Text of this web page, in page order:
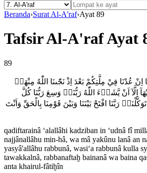
Beranda›Surat Al-A'raf›Ayat 89
Tafsir Al-A'raf Ayat
89
اِنْ عُدْنَا فِيْ مِلَّتِكُمْ بَعْدَ اِذْ نَجّٰىنَا اللّٰهُ مِنْهَاۗ
اِلَّآ اَنْ يَّشَاۤءَ اللّٰهُ رَبُّنَاۗ وَسِعَ رَبُّنَا كُلَّ
رَبَّنَا افْتَحْ بَيْنَنَا وَبَيْنَ قَوْمِنَا بِالْحَقِّ وَاَنْتَ
qadiftarainâ ‘alallâhi kadziban in ‘udnâ fî
najjânallâhu min-hâ, wa mâ yakûnu lanâ an
yasyâ'allâhu rabbunâ, wasi‘a rabbunâ kulla
tawakkalnâ, rabbanaftaḫ bainanâ wa baina
anta khairul-fâtiḫîn